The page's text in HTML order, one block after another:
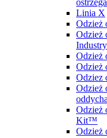
Linia X
Odzież
Odzież
Industry
Odzież
Odzież
Odziez
Odzież
Odzież
Kit™
Odzież